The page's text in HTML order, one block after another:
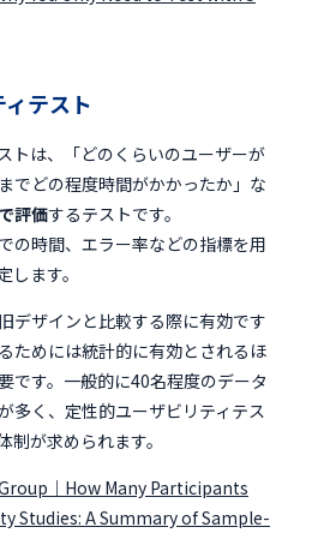
テスト
トは、「どのくらいのユーザーが
でどの程度時間がかかったか」な
評価するテストです。
の時間、エラー率などの指標を用
ます。
デザインと比較する際に有効です
ためには統計的に有効とされるほ
です。一般的に40名程度のデータ
多く、定性的ユーザビリティテス
制が求められます。
｜How Many Participants
Studies: A Summary of Sample-